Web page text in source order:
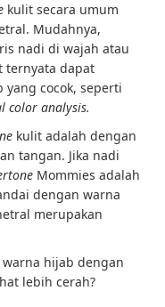
kulit secara umum
Mudahnya,
nadi di wajah atau
ternyata dapat
cocok, seperti
color analysis.
kulit adalah dengan
tangan. Jika nadi
Mommies adalah
dengan warna
merupakan
warna hijab dengan
lebih cerah?